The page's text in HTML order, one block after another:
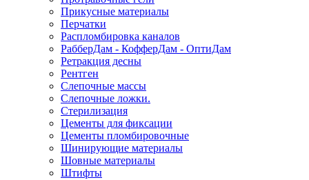
Прикусные материалы
Перчатки
Распломбировка каналов
РабберДам - КофферДам - ОптиДам
Ретракция десны
Рентген
Слепочные массы
Слепочные ложки.
Стерилизация
Цементы для фиксации
Цементы пломбировочные
Шинирующие материалы
Шовные материалы
Штифты